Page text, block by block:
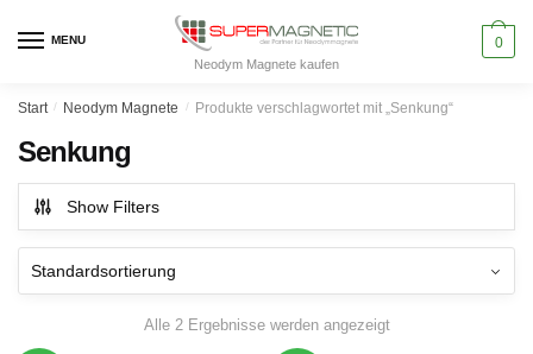
MENU
Neodym Magnete kaufen
0
Start / Neodym Magnete / Produkte verschlagwortet mit „Senkung“
Senkung
Show Filters
Alle 2 Ergebnisse werden angezeigt